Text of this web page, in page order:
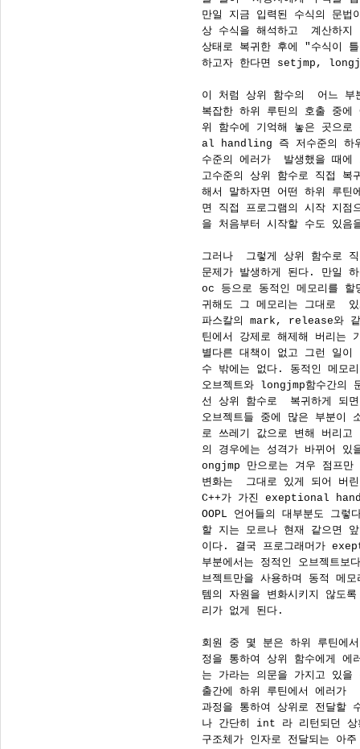
만일 지금 입력된 수식의 문법
상 수식을 해석하고  계산하지
상태로 복귀한 후에 "수식이
하고자 한다면 setjmp,
이 처럼 상위 함수의  어느 부
복잡한 하위 루틴의 호출 중에
위 함수에 기억해 놓은 곳으
al handling 즉 저수준의 하
수준의 에러가  발생했을 때에
고수준의 상위 함수로 직접 복
해서 말하자면 어떤 하위 루틴
면 직접 프로그램의 시작 지점
을 처음부터 시작할 수도 있음
그러나  그렇게 상위 함수로
문제가 발생하게 된다. 만일
oc 등으로 동적인 메모리를 할
귀해도 그 메모리는 그대로
파스칼의 mark, release와 같
틴에서 강제로 해제해 버리는
별다른 대책이 없고 그런 일이
수 밖에는 없다. 동적인 메모
오브젝트와 longjmp함수간의
선 상위 함수로  복귀하게 되
오브젝트들 중에 많은 부분이
로 쓰레기 값으로 변해 버리고
의 경우에는 성격가 바뀌어 있
ongjmp 만으로는 겨우 점프만
변화는  그대로 있게 되어 버
C++가 가진 exeptional
OOPL 언어들의 대부분도 그렇
할 지는 모르나 현재 같으면
이다. 결국 프로그래머가
부분에서는 정적인 오브젝트보
브젝트만을 사용하며 동적 메
템의 자원을 변화시키지 않도
      리가 없게 된다.
회원 중 몇 분은 하위 루틴에
정을 통하여 상위 함수에게 에
는 가라는 의문을 가지고 있을
출간에 하위 루틴에서 에러가
과정을 통하여 상위로 전달할
나 간단히 int 라 리턴되던 상
구조체가 인자로 전달되는 아